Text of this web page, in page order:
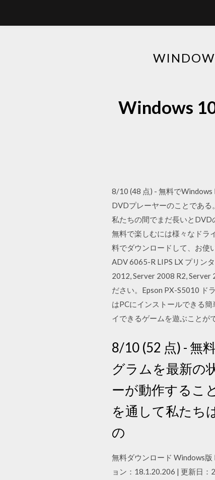
Windows
8/10 (48 点) - 無料で
DVDプレーヤーのことである
私たちの間でまだ長いと
無料で楽しむには様々なドラ
料でダウンロードして、お使
ADV 6065-R LIPS LX プリン
2012, Server 2008 R2,
ださい。Epson PX-S5010 ド
はPCにインストールできる
イできるゲームを遊ぶことが
8/10 (52 点) - 無
グラムを最新の
ーが動作するこ
を通して私たち
の
無料ダウンロード Windows
ョン：18.1.20.206 | 更新日